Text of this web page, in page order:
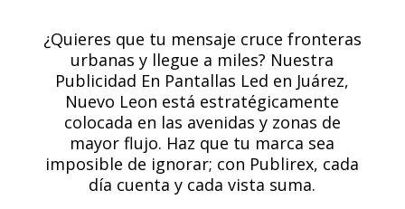
¿Quieres que tu mensaje cruce fronteras
urbanas y llegue a miles? Nuestra
Publicidad En Pantallas Led en Juárez,
Nuevo Leon está estratégicamente
colocada en las avenidas y zonas de
mayor flujo. Haz que tu marca sea
imposible de ignorar; con Publirex, cada
día cuenta y cada vista suma.